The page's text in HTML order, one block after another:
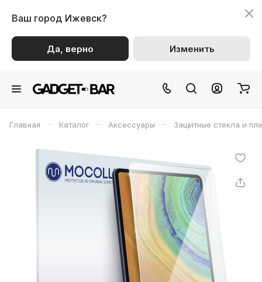
Ваш город Ижевск?
Да, верно Изменить
Главная – Каталог – Аксессуары – Защитные стекла и